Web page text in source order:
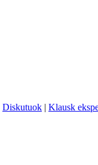
Diskutuok | Klausk